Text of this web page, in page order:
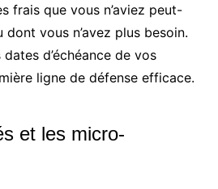
frais que vous n’aviez peut-
vous n’avez plus besoin.
d’échéance de vos
ligne de défense efficace.
et les micro-